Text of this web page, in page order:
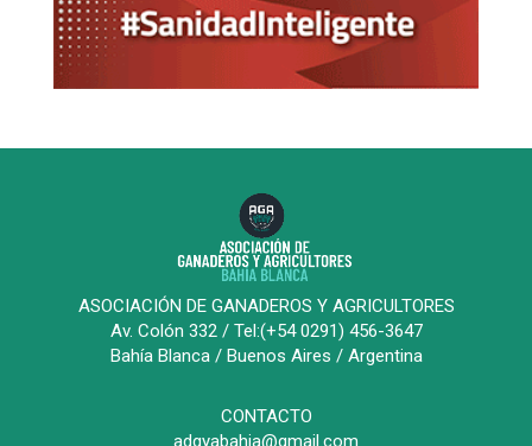
ASOCIACIÓN DE GANADEROS Y AGRICULTORES
Av. Colón 332 / Tel:(+54 0291) 456-3647
Bahía Blanca / Buenos Aires / Argentina
CONTACTO
adgyabahia@gmail.com